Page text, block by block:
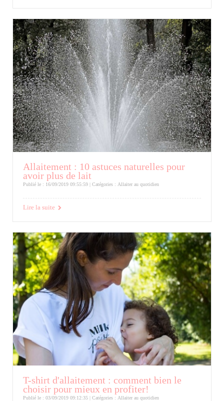
Allaitement : 10 astuces naturelles pour
avoir plus de lait
Publié le : 16/09/2019 09:55:59 | Catégories : Allaiter au quotidien
Lire la suite
T-shirt d'allaitement : comment bien le
choisir pour mieux en profiter!
Publié le : 03/09/2019 09:12:35 | Catégories : Allaiter au quotidien